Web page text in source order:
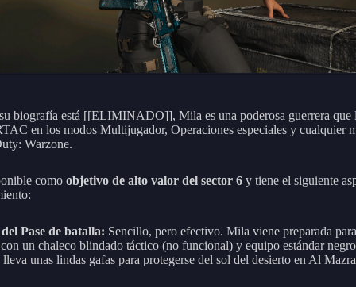
biografía está [[ELIMINADO]], Mila es una poderosa guerrera que
en los modos Multijugador, Operaciones especiales y cualquier
Warzone.
como objetivo de alto valor del sector 6 y tiene el siguiente
Pase de batalla: Sencillo, pero efectivo. Mila viene preparada
un chaleco blindado táctico (no funcional) y equipo estándar
unas lindas gafas para protegerse del sol del desierto en Al